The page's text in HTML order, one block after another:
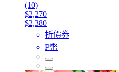
(10)
$2,270
$2,380
折價券
P幣